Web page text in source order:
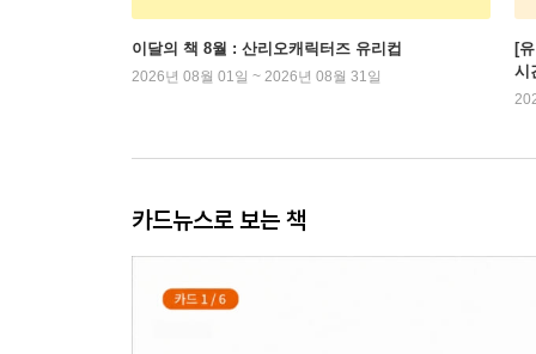
이달의 책 8월 : 산리오캐릭터즈 유리컵
2026년 08월 01일 ~ 2026년 08월 31일
[
시
카드뉴스로 보는 책